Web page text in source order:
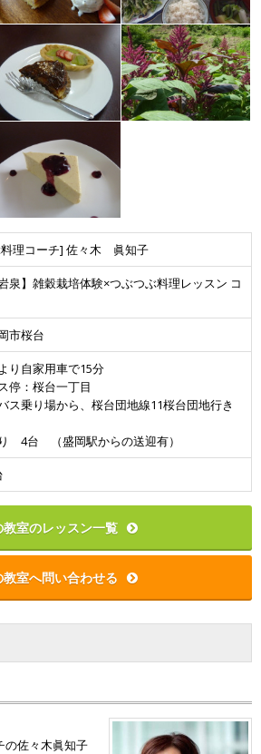
理コーチ] 佐々木 眞知子
泉】雑穀栽培体験×つぶつぶ料理レッスン コ
市桜台
り自家用車で15分
停：桜台一丁目
ス乗り場から、桜台団地線11桜台団地行き
4台 （盛岡駅からの送迎有）
教室のレッスン一覧
教室へ問い合わせる
の佐々木眞知子